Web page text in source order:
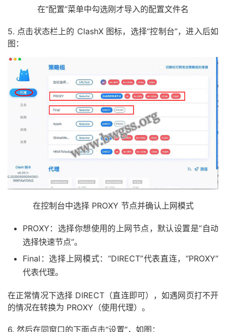
在“配置”菜单中勾选刚才导入的配置文件名
5. 点击状态栏上的 ClashX 图标，选择“控制台”，进入后如
图：
在控制台中选择 PROXY 节点并确认上网模式
PROXY：选择你想使用的上网节点，默认设置是“自动
选择快速节点”。
Final：选择上网模式：“DIRECT”代表直连，“PROXY”
代表代理。
在正常情况下选择 DIRECT（直连即可），如遇网页打不开
的情况在转换为 PROXY（使用代理）。
6. 然后在同窗口的下面点击“设置”，如图：